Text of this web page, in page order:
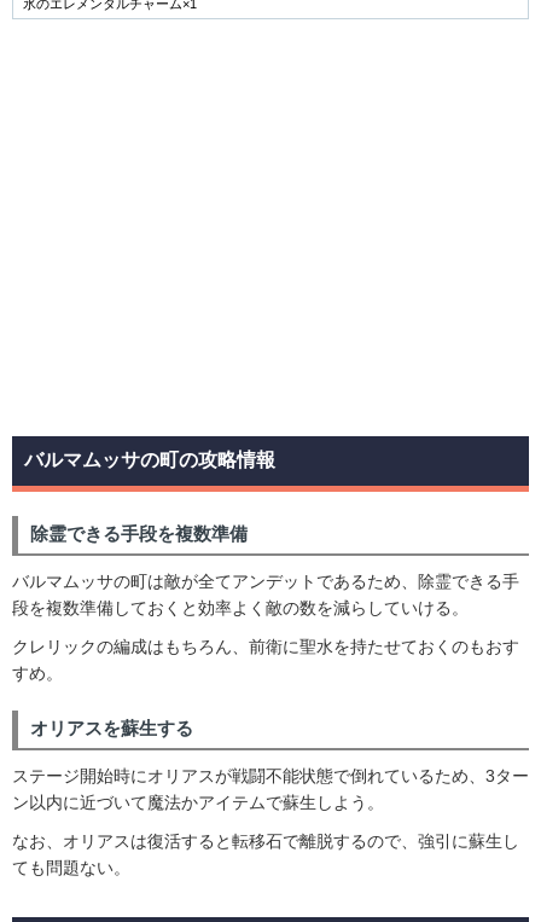
氷のエレメンタルチャーム×1
バルマムッサの町の攻略情報
除霊できる手段を複数準備
バルマムッサの町は敵が全てアンデットであるため、除霊できる手
段を複数準備しておくと効率よく敵の数を減らしていける。
クレリックの編成はもちろん、前衛に聖水を持たせておくのもおす
すめ。
オリアスを蘇生する
ステージ開始時にオリアスが戦闘不能状態で倒れているため、3ター
ン以内に近づいて魔法かアイテムで蘇生しよう。
なお、オリアスは復活すると転移石で離脱するので、強引に蘇生し
ても問題ない。